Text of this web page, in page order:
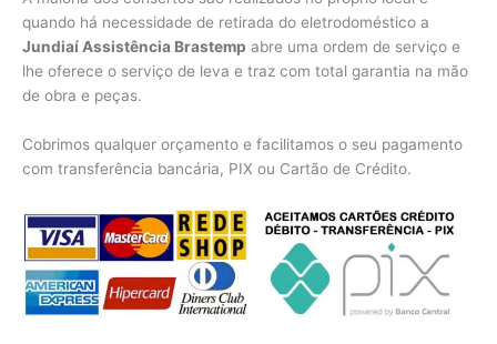
quando há necessidade de retirada do eletrodoméstico a
Jundiaí Assistência Brastemp abre uma ordem de serviço e
lhe oferece o serviço de leva e traz com total garantia na mão
de obra e peças.
Cobrimos qualquer orçamento e facilitamos o seu pagamento
com transferência bancária, PIX ou Cartão de Crédito.